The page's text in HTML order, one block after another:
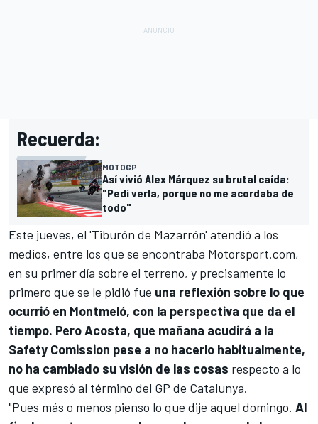
Recuerda:
MOTOGP
Así vivió Alex Márquez su brutal caída:
"Pedí verla, porque no me acordaba de
todo"
Este jueves, el 'Tiburón de Mazarrón' atendió a los
medios, entre los que se encontraba Motorsport.com,
en su primer día sobre el terreno, y precisamente lo
primero que se le pidió fue una reflexión sobre lo que
ocurrió en Montmeló, con la perspectiva que da el
tiempo. Pero Acosta, que mañana acudirá a la
Safety Comission pese a no hacerlo habitualmente,
no ha cambiado su visión de las cosas respecto a lo
que expresó al término del GP de Catalunya.
"Pues más o menos pienso lo que dije aquel domingo. Al